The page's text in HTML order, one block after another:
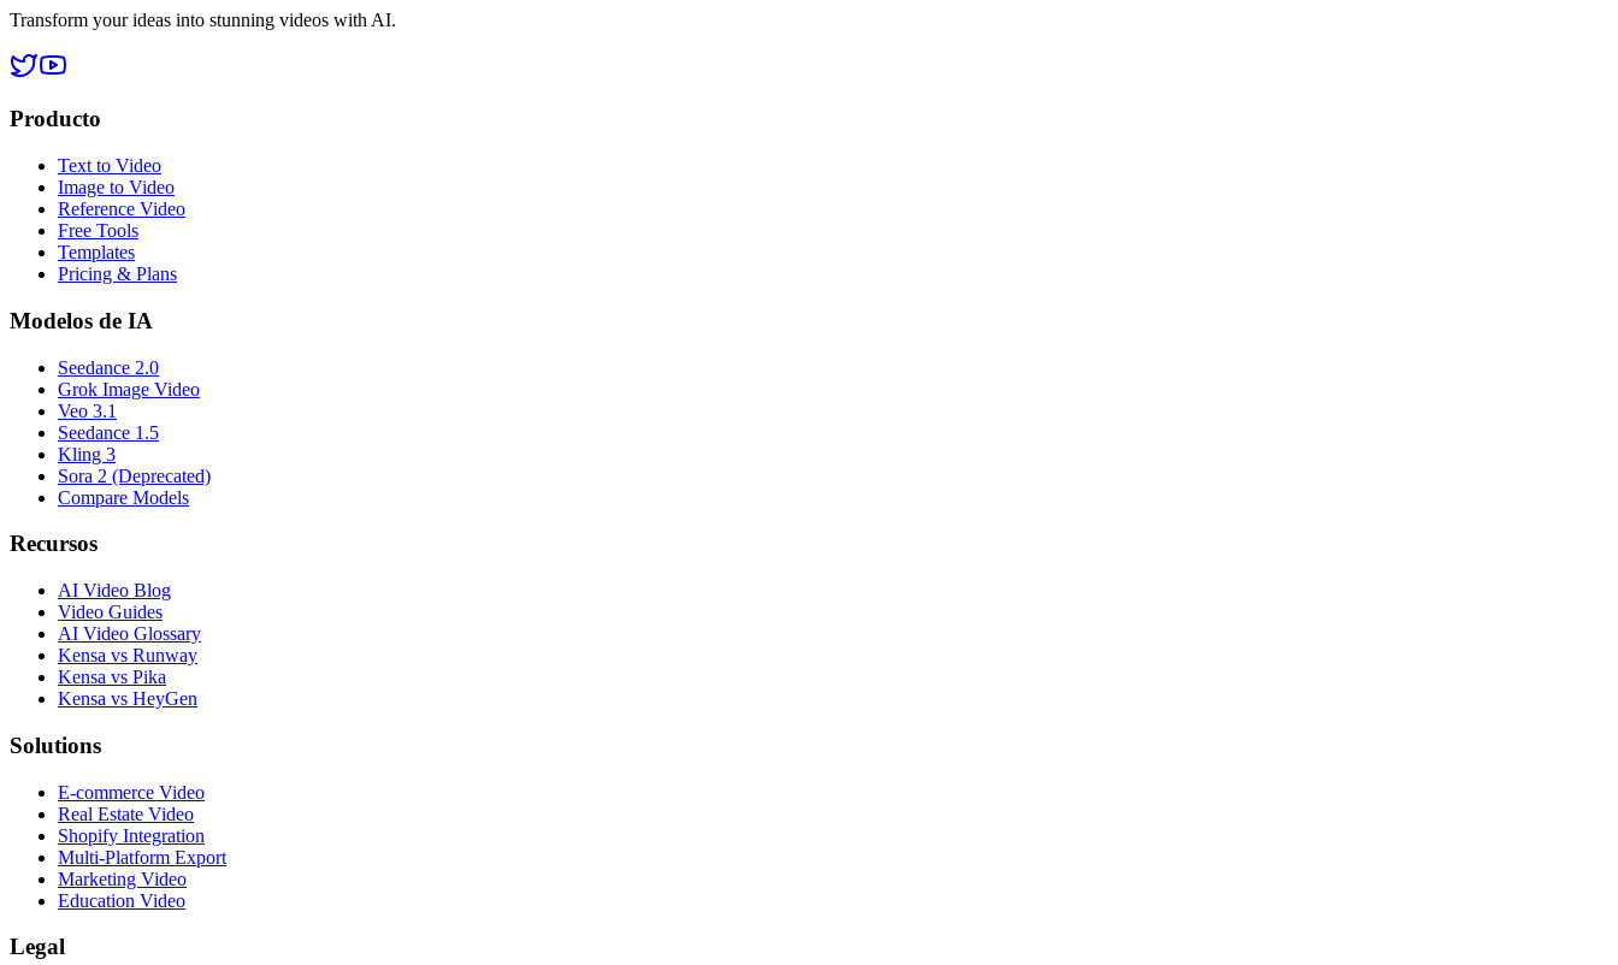
Transform your ideas into stunning videos with AI.
Producto
Text to Video
Image to Video
Reference Video
Free Tools
Templates
Pricing & Plans
Modelos de IA
Seedance 2.0
Grok Image Video
Veo 3.1
Seedance 1.5
Kling 3
Sora 2 (Deprecated)
Compare Models
Recursos
AI Video Blog
Video Guides
AI Video Glossary
Kensa vs Runway
Kensa vs Pika
Kensa vs HeyGen
Solutions
E-commerce Video
Real Estate Video
Shopify Integration
Multi-Platform Export
Marketing Video
Education Video
Legal